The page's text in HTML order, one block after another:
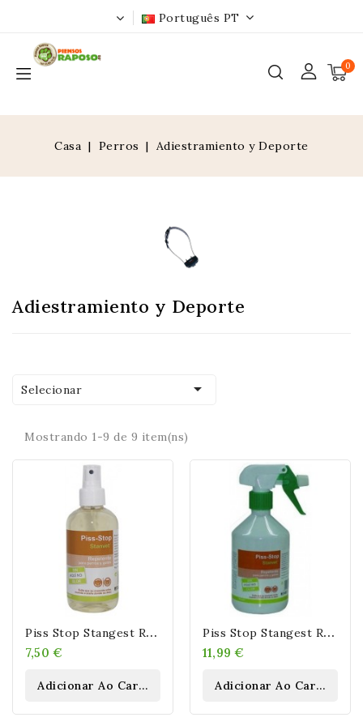
Português PT
0
Casa Perros Adiestramiento y Deporte
Adiestramiento y Deporte
Selecionar 
Mostrando 1-9 de 9 item(ns)
P
Iss Stop Stangest Repelente Mascotas 200 Ml
7,50 €
Adicionar Ao Carrinho
P
Iss Stop Stangest Repelente Mascotas 500 Ml
11,99 €
Adicionar Ao Carrinho